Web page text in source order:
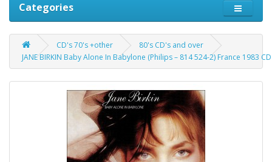
Categories
CD's 70's +other
80's CD's and over
JANE BIRKIN Baby Alone In Babylone (Philips ‎– 814 524-2) France 1983 CD